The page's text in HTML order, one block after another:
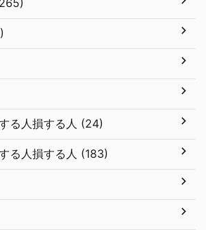
る人損する人 (24)
る人損する人 (183)